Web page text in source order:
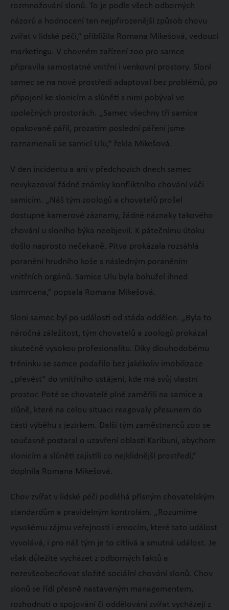
rozmnožování slonů. To je podle všech odborných
názorů a hodnocení ten nejpřirozenější způsob chovu
zvířat v lidské péči,“ přiblížila Romana Mikešová, vedoucí
marketingu. V chovném zařízení zoo pro samce
připravila samostatné vnitřní i venkovní prostory. Sloní
samec se na nové prostředí adaptoval bez problémů, po
připojení ke slonicím a slůněti s nimi pobýval ve
společných prostorách. „Samec všechny tři samice
opakovaně pářil, prozatím poslední páření jsme
zaznamenali se samicí Ulu,“ řekla Mikešová.
V den incidentu a ani v předchozích dnech samec
nevykazoval žádné známky konfliktního chování vůči
samicím. „Náš tým zoologů a chovatelů prošel
dostupné kamerové záznamy, žádné náznaky takového
chování u sloního býka neobjevil. K pátečnímu útoku
došlo naprosto nečekaně. Pitva prokázala rozsáhlá
poranění hrudního koše s následným poraněním
vnitřních orgánů. Samice Ulu byla bohužel ihned
usmrcena,“ popsala Romana Mikešová.
Sloni samec byl po události od stáda oddělen. „Byla to
náročná záležitost, tým chovatelů a zoologů prokázal
skutečně vysokou profesionalitu. Díky dlouhodobému
tréninku se samce podařilo bez jakékoliv imobilizace
„převést“ do vnitřního ustájení, kde má svůj vlastní
prostor. Poté se chovatelé plně zaměřili na samice a
slůně, které na celou situaci reagovaly přesunem do
části výběhu s jezírkem. Další tým zaměstnanců zoo se
současně postaral o uzavření oblasti Karibuni, abychom
slonicím a slůněti zajistili co nejklidnější prostředí,“
doplnila Romana Mikešová.
Chov zvířat v lidské péči podléhá přísným chovatelským
standardům a pravidelným kontrolám. „Rozumíme
vysokému zájmu veřejnosti i emocím, které tato událost
vyvolává, i pro náš tým je to citlivá a smutná událost. Je
však důležité vycházet z odborných faktů a
nezevšeobecňovat složité sociální chování slonů. Chov
slonů se řídí přesně nastaveným managementem,
rozhodnutí o spojování či oddělování zvířat vycházejí z